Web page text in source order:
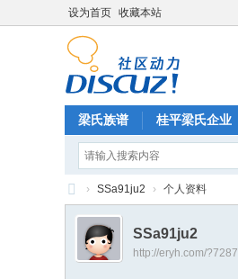
设为首页 收藏本站
梁氏族谱 桂平梁氏企业
梁
论
› SSa91ju2 › 个人资料
SSa91ju2
http://eryh.com/?7287